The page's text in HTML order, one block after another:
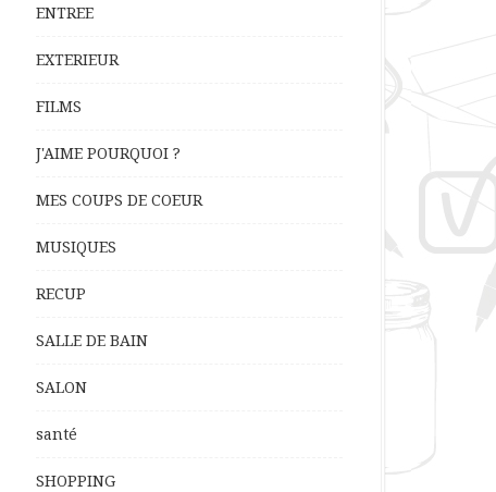
ENTREE
EXTERIEUR
FILMS
J'AIME POURQUOI ?
MES COUPS DE COEUR
MUSIQUES
RECUP
SALLE DE BAIN
SALON
santé
SHOPPING